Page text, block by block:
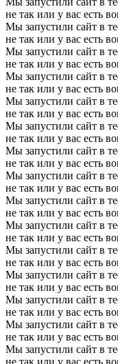
не так или у вас есть
Мы запустили сайт в
не так или у вас есть
Мы запустили сайт в
не так или у вас есть
Мы запустили сайт в
не так или у вас есть
Мы запустили сайт в
не так или у вас есть
Мы запустили сайт в
не так или у вас есть
Мы запустили сайт в
не так или у вас есть
Мы запустили сайт в
не так или у вас есть
Мы запустили сайт в
не так или у вас есть
Мы запустили сайт в
не так или у вас есть
Мы запустили сайт в
не так или у вас есть
Мы запустили сайт в
не так или у вас есть
Мы запустили сайт в
не так или у вас есть
Мы запустили сайт в
не так или у вас есть
Мы запустили сайт в
не так или у вас есть